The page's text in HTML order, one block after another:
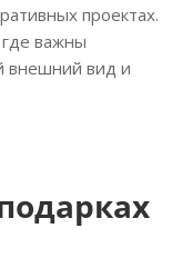
проектах.
важны
внешний вид и